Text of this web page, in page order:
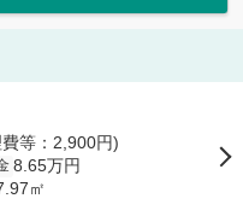
等：2,900円)
8.65万円
㎡